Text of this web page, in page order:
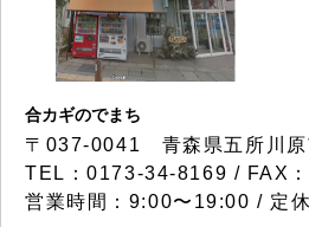
合カギのでまち
〒037-0041 青森県五所川原
TEL：0173-34-8169 / FAX
営業時間：9:00〜19:00 / 定